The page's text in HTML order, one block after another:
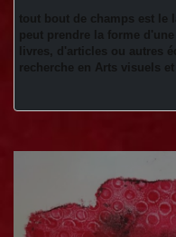
tout bout de champs est le
peut prendre la forme
livres, d'articles ou autres
recherche en Arts visuels